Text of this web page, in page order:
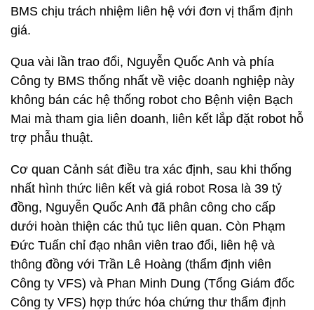
BMS chịu trách nhiệm liên hệ với đơn vị thẩm định
giá.
Qua vài lần trao đổi, Nguyễn Quốc Anh và phía
Công ty BMS thống nhất về việc doanh nghiệp này
không bán các hệ thống robot cho Bệnh viện Bạch
Mai mà tham gia liên doanh, liên kết lắp đặt robot hỗ
trợ phẫu thuật.
Cơ quan Cảnh sát điều tra xác định, sau khi thống
nhất hình thức liên kết và giá robot Rosa là 39 tỷ
đồng, Nguyễn Quốc Anh đã phân công cho cấp
dưới hoàn thiện các thủ tục liên quan. Còn Phạm
Đức Tuấn chỉ đạo nhân viên trao đổi, liên hệ và
thông đồng với Trần Lê Hoàng (thẩm định viên
Công ty VFS) và Phan Minh Dung (Tổng Giám đốc
Công ty VFS) hợp thức hóa chứng thư thẩm định